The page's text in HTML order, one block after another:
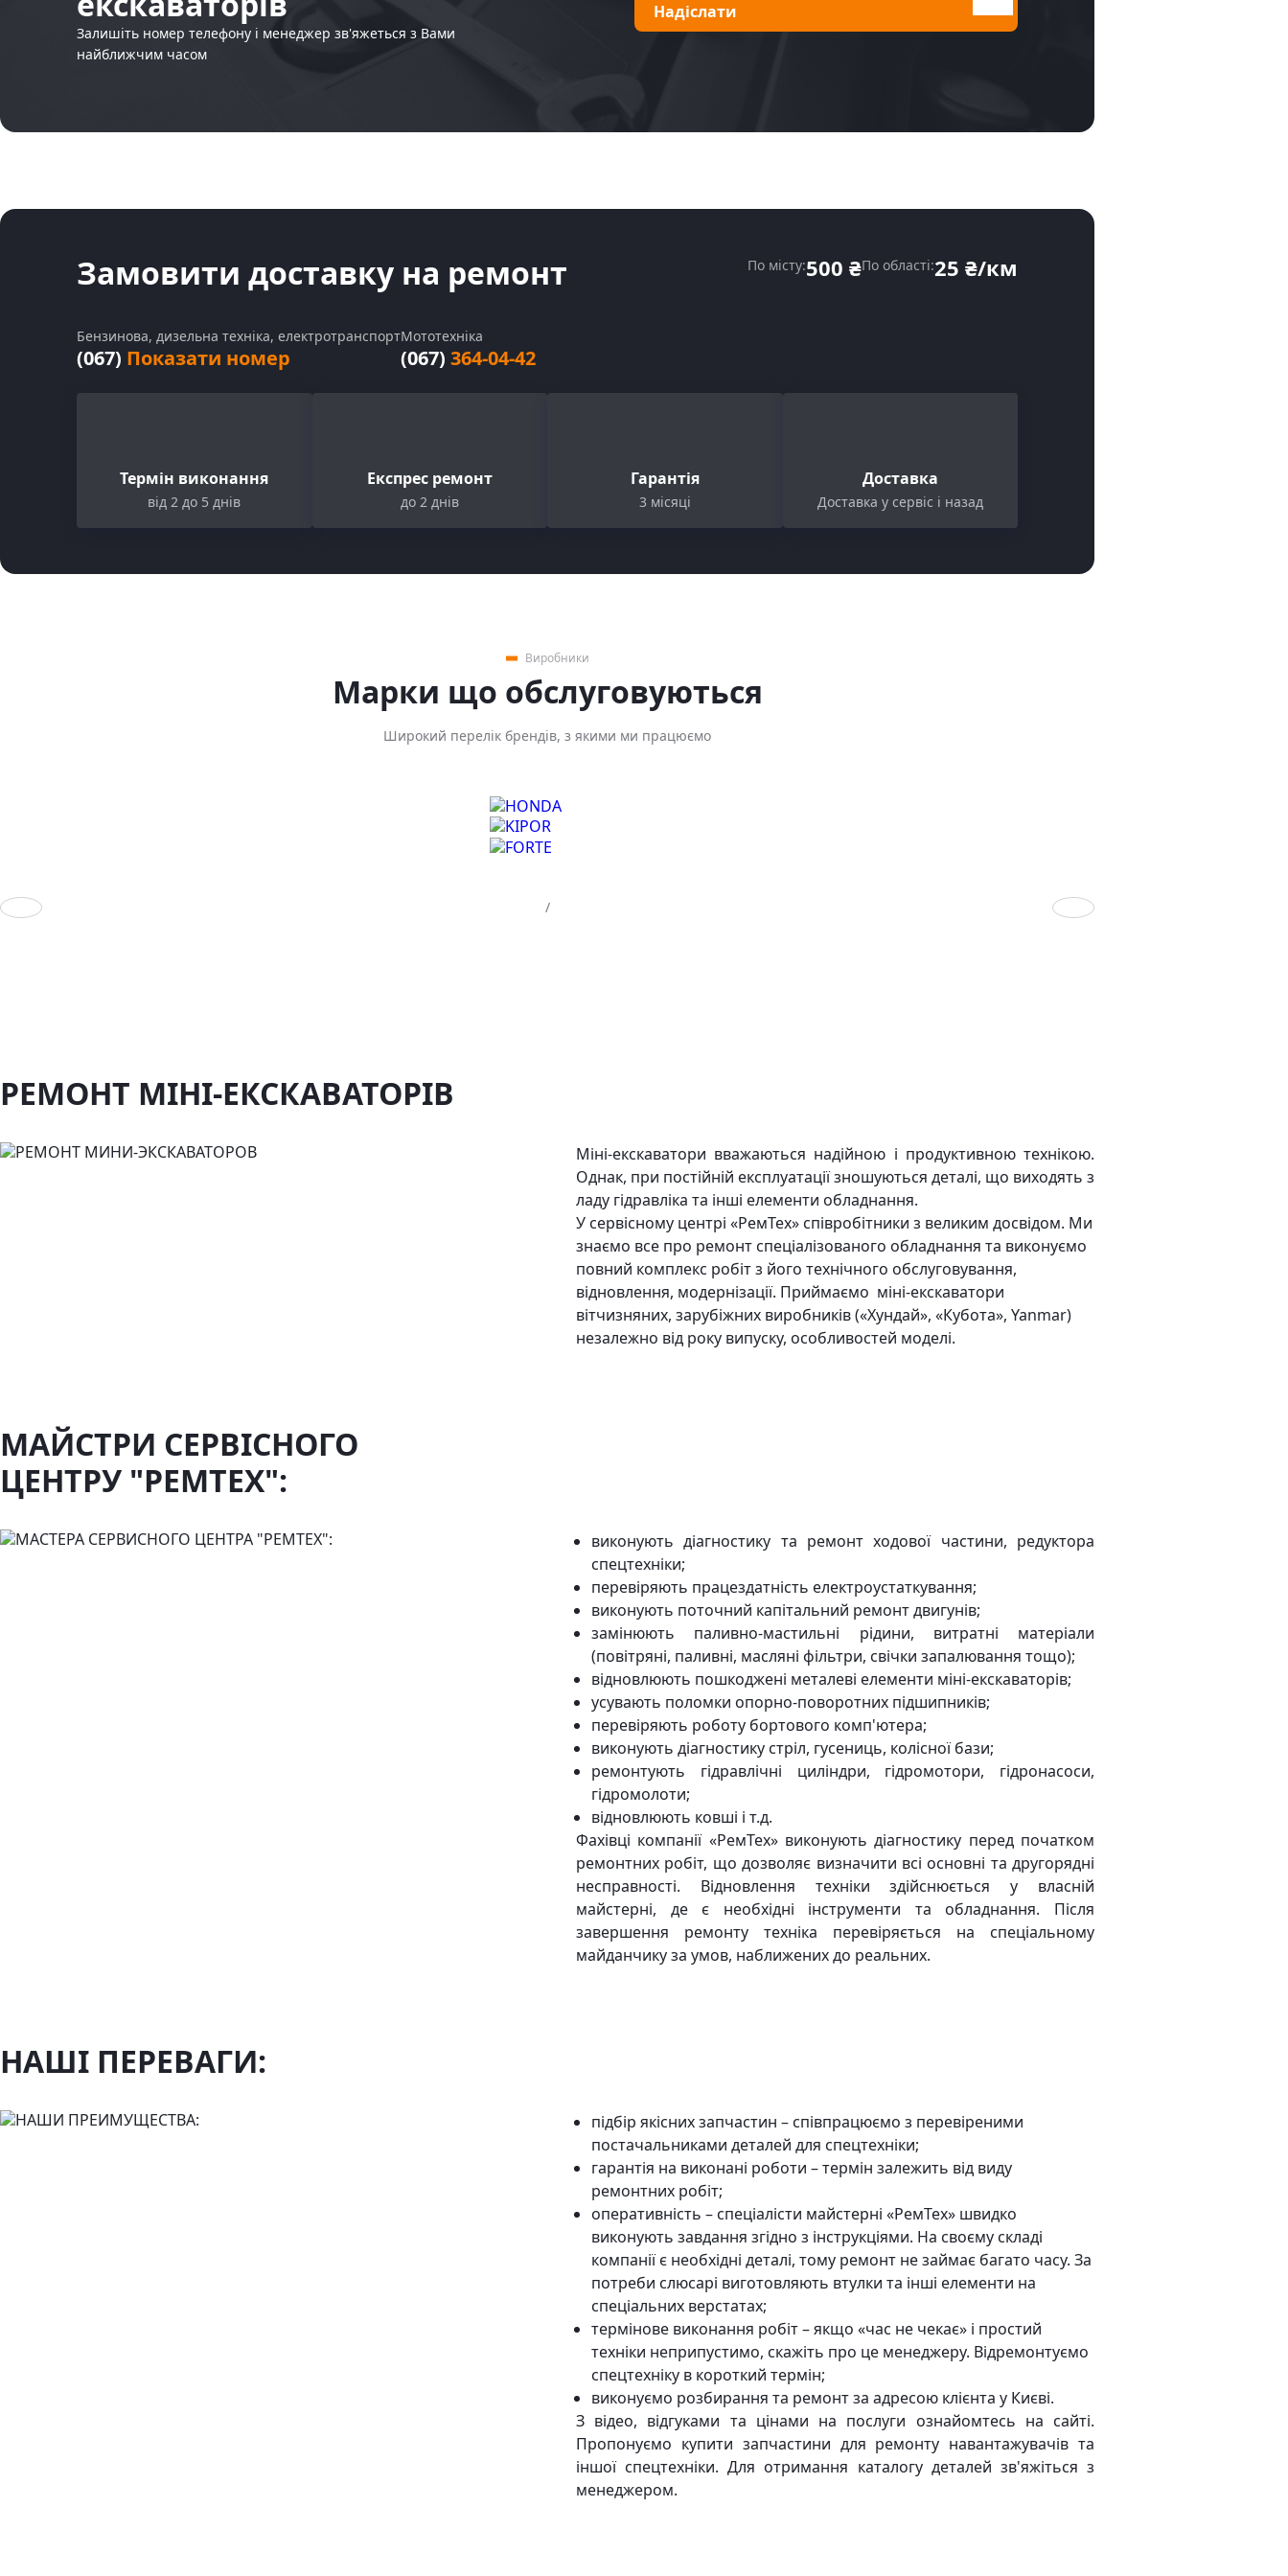
Залишіть номер телефону і менеджер зв'яжеться з Вами
найближчим часом
Надіслати
Замовити доставку на ремонт По місту:500 ₴По області:25 ₴/км
Бензинова, дизельна техніка, електротранспорт
(067) Показати номер
Мототехніка
(067) 364-04-42
Термін виконання
від 2 до 5 днів
Експрес ремонт
до 2 днів
Гарантія
3 місяці
Доставка
Доставка у сервіс і назад
Виробники
Марки що обслуговуються
Широкий перелік брендів, з якими ми працюємо
Предыдущий слайд / Следующий слайд
РЕМОНТ МІНІ-ЕКСКАВАТОРІВ
Міні-екскаватори вважаються надійною і продуктивною технікою.
Однак, при постійній експлуатації зношуються деталі, що виходять з
ладу гідравліка та інші елементи обладнання.
У сервісному центрі «РемТех» співробітники з великим досвідом. Ми
знаємо все про ремонт спеціалізованого обладнання та виконуємо
повний комплекс робіт з його технічного обслуговування,
відновлення, модернізації. Приймаємо міні-екскаватори
вітчизняних, зарубіжних виробників («Хундай», «Кубота», Yanmar)
незалежно від року випуску, особливостей моделі.
МАЙСТРИ СЕРВІСНОГО
ЦЕНТРУ "РЕМТЕХ":
виконують діагностику та ремонт ходової частини, редуктора
спецтехніки;
перевіряють працездатність електроустаткування;
виконують поточний капітальний ремонт двигунів;
замінюють паливно-мастильні рідини, витратні матеріали
(повітряні, паливні, масляні фільтри, свічки запалювання тощо);
відновлюють пошкоджені металеві елементи міні-екскаваторів;
усувають поломки опорно-поворотних підшипників;
перевіряють роботу бортового комп'ютера;
виконують діагностику стріл, гусениць, колісної бази;
ремонтують гідравлічні циліндри, гідромотори, гідронасоси,
гідромолоти;
відновлюють ковші і т.д.
Фахівці компанії «РемТех» виконують діагностику перед початком
ремонтних робіт, що дозволяє визначити всі основні та другорядні
несправності. Відновлення техніки здійснюється у власній
майстерні, де є необхідні інструменти та обладнання. Після
завершення ремонту техніка перевіряється на спеціальному
майданчику за умов, наближених до реальних.
НАШІ ПЕРЕВАГИ:
підбір якісних запчастин – співпрацюємо з перевіреними
постачальниками деталей для спецтехніки;
гарантія на виконані роботи – термін залежить від виду
ремонтних робіт;
оперативність – спеціалісти майстерні «РемТех» швидко
виконують завдання згідно з інструкціями. На своєму складі
компанії є необхідні деталі, тому ремонт не займає багато часу. За
потреби слюсарі виготовляють втулки та інші елементи на
спеціальних верстатах;
термінове виконання робіт – якщо «час не чекає» і простий
техніки неприпустимо, скажіть про це менеджеру. Відремонтуємо
спецтехніку в короткий термін;
виконуємо розбирання та ремонт за адресою клієнта у Києві.
З відео, відгуками та цінами на послуги ознайомтесь на сайті.
Пропонуємо купити запчастини для ремонту навантажувачів та
іншої спецтехніки. Для отримання каталогу деталей зв'яжіться з
менеджером.